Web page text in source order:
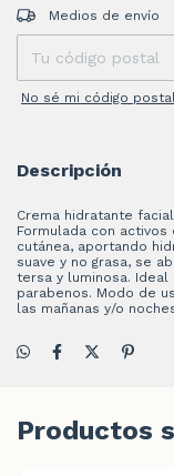
Entregas para el CP:
Medios de envío
No sé mi código
Descripción
Crema hidratante
Formulada con
cutánea, aportando
suave y no grasa, se
tersa y luminosa.
parabenos. Modo de
las mañanas y/o
Productos